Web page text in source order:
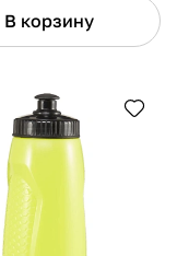
В корзину